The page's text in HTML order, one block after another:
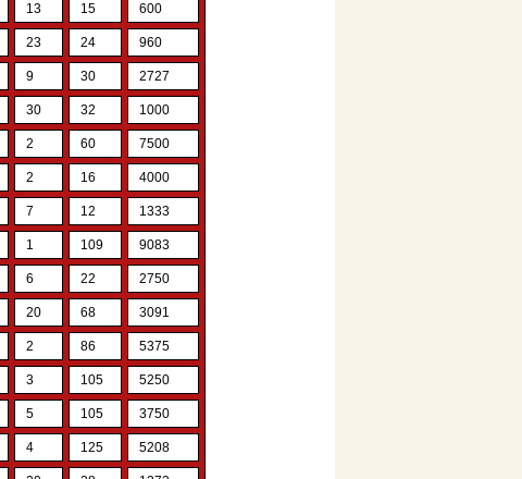
13 15 600
23 24 960
9 30 2727
30 32 1000
2 60 7500
2 16 4000
7 12 1333
1 109 9083
6 22 2750
20 68 3091
2 86 5375
3 105 5250
5 105 3750
4 125 5208